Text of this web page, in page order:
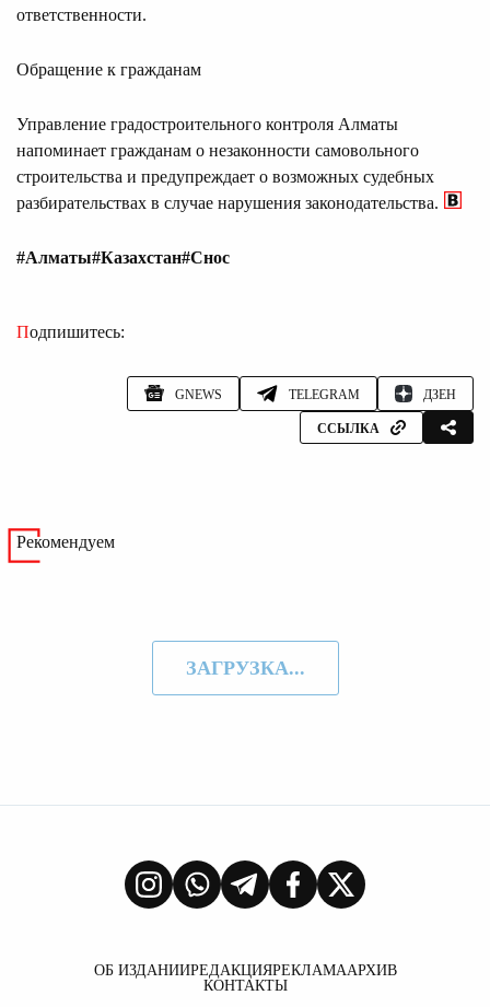
ответственности.
Обращение к гражданам
Управление градостроительного контроля Алматы
напоминает гражданам о незаконности самовольного
строительства и предупреждает о возможных судебных
разбирательствах в случае нарушения законодательства.
#Алматы#Казахстан#Снос
Подпишитесь:
GNEWS TELEGRAM ДЗЕН
ССЫЛКА
Рекомендуем
ЗАГРУЗКА...
ОБ ИЗДАНИИРЕДАКЦИЯРЕКЛАМААРХИВ
КОНТАКТЫ